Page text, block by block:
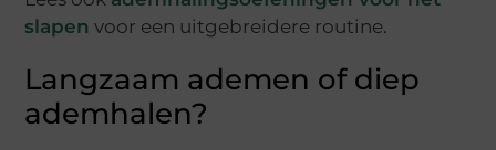
slapen voor een uitgebreidere routine.
Langzaam ademen of diep
ademhalen?